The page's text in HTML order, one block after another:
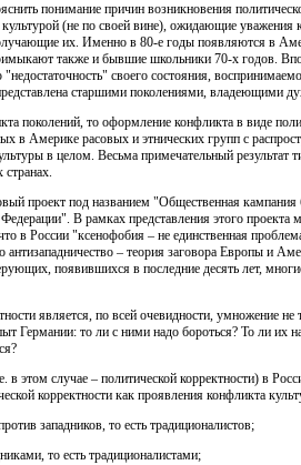
понимание причин возникновения
(не по своей вине), ожидающие
их. Именно в 80-е годы появляются в
также и бывшие школьники 70-х годов.
своего состояния,
старшими поколениями, владеющими
поколений, то оформление конфликта в виде
в Америке расовых и этнических групп с
в целом. Весьма примечательный результат
странах.
проект под названием "Общественная
В рамках представления этого проекта
России "ксенофобия – не единственная
– теория заговора Европы и
появившихся в последние десять лет,
является, по всей очевидности, умножение не
Германии: то ли с ними надо бороться? То ли их
случае – политической корректности) в
корректности как проявления конфликта
западников, то есть традиционалистов;
то есть традиционалистами;